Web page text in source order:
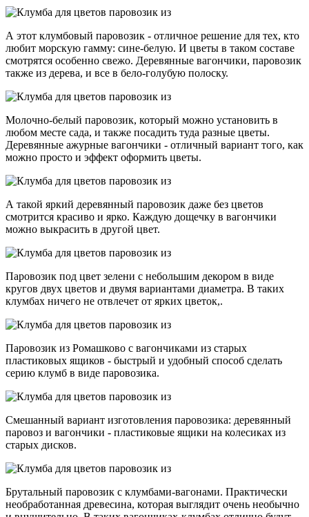
А этот клумбовый паровозик - отличное решение для тех, кто
любит морскую гамму: сине-белую. И цветы в таком составе
смотрятся особенно свежо. Деревянные вагончики, паровозик
также из дерева, и все в бело-голубую полоску.
Молочно-белый паровозик, который можно установить в
любом месте сада, и также посадить туда разные цветы.
Деревянные ажурные вагончики - отличный вариант того, как
можно просто и эффект оформить цветы.
А такой яркий деревянный паровозик даже без цветов
смотрится красиво и ярко. Каждую дощечку в вагончики
можно выкрасить в другой цвет.
Паровозик под цвет зелени с небольшим декором в виде
кругов двух цветов и двумя вариантами диаметра. В таких
клумбах ничего не отвлечет от ярких цветок,.
Паровозик из Ромашково с вагончиками из старых
пластиковых ящиков - быстрый и удобный способ сделать
серию клумб в виде паровозика.
Смешанный вариант изготовления паровозика: деревянный
паровоз и вагончики - пластиковые ящики на колесиках из
старых дисков.
Брутальный паровозик с клумбами-вагонами. Практически
необработанная древесина, которая выглядит очень необычно